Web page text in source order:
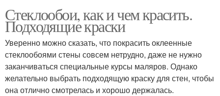
Стеклообои, как и чем красить.
Подходящие краски
Уверенно можно сказать, что покрасить оклеенные
стеклообоями стены совсем нетрудно, даже не нужно
заканчиваться специальные курсы маляров. Однако
желательно выбрать подходящую краску для стен, чтобы
она отлично смотрелась и хорошо держалась.